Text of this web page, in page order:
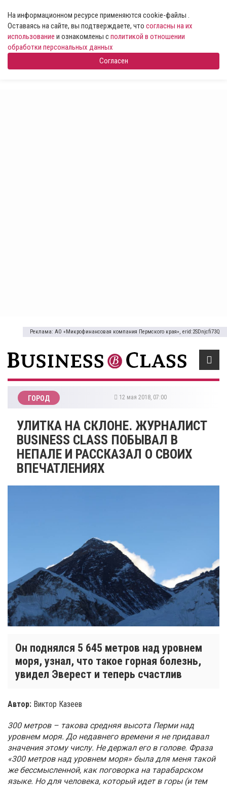
На информационном ресурсе применяются cookie-файлы .
Оставаясь на сайте, вы подтверждаете, что согласны на их
использование и ознакомлены сполитикой в отношении
обработки персональных данных
Согласен
Реклама: АО «Микрофинансовая компания Пермского края», erid:2SDnjcfi73Q
ГОРОД 12 мая 2018, 07:00
УЛИТКА НА СКЛОНЕ. ЖУРНАЛИСТ
BUSINESS CLASS ПОБЫВАЛ В
НЕПАЛЕ И РАССКАЗАЛ О СВОИХ
ВПЕЧАТЛЕНИЯХ
Он поднялся 5 645 метров над уровнем
моря, узнал, что такое горная болезнь,
увидел Эверест и теперь счастлив
Автор: Виктор Казеев
300 метров – такова средняя высота Перми над
уровнем моря. До недавнего времени я не придавал
значения этому числу. Не держал его в голове. Фраза
«300 метров над уровнем моря» была для меня такой
же бессмысленной, как поговорка на тарабарском
языке. Но для человека, который идет в горы (и тем